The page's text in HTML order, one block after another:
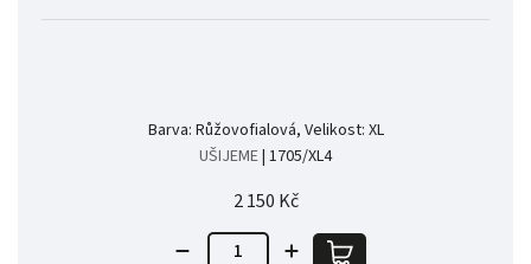
Barva: Růžovofialová, Velikost: XL
UŠIJEME| 1705/XL4
2 150 Kč